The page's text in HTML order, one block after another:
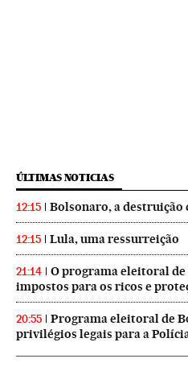
ÚLTIMAS NOTICIAS
12:15 Bolsonaro, a destruição
12:15 Lula, uma ressurreição
21:14
O programa eleitoral de
impostos para os ricos e
20:55
Programa eleitoral de
privilégios legais para a